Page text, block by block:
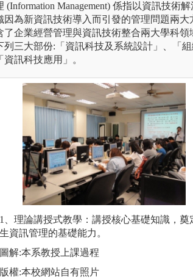
(Information Management) 係指以資訊技術
因為新資訊技術導入而引發的管理問題兩大
了企業經營管理與資訊技術整合兩大學科領
列三大部份:「資訊科技及系統設計」、「
資訊科技應用」。
教學：
專家與系上授課教師進行協同教學，培
作力及就業力之優質專業人才，促進理
結合，讓學生在學校所學與產業需求能
。
1、理論講授式教學：講授核心基礎知識，奠
生資訊管理的基礎能力。
圖解:本系教授上課過程
版權:本校網站自有照片